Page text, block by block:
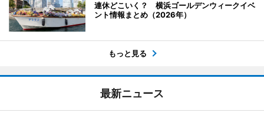
連休どこいく？ 横浜ゴールデンウィークイベ
ント情報まとめ（2026年）
もっと見る
最新ニュース